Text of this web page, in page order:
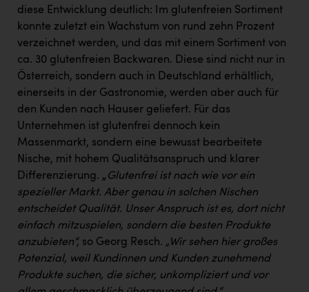
TGW Logistics
TRAILOMAT & Cycling Austria
VERITAS
Vier Diamanten
Vorlagenportal
Wir besiegen Krebs
Wirtschaftskammer OÖ
ZGONC
ZULuft - Zukunft Luft Austria
z.l.ö.
diese Entwicklung deutlich: Im glutenfreien Sortiment
konnte zuletzt ein Wachstum von rund zehn Prozent
verzeichnet werden, und das mit einem Sortiment von
ca. 30 glutenfreien Backwaren. Diese sind nicht nur in
Österreich, sondern auch in Deutschland erhältlich,
einerseits in der Gastronomie, werden aber auch für
den Kunden nach Hauser geliefert. Für das
Unternehmen ist glutenfrei dennoch kein
Massenmarkt, sondern eine bewusst bearbeitete
Nische, mit hohem Qualitätsanspruch und klarer
Differenzierung. „Glutenfrei ist nach wie vor ein
spezieller Markt. Aber genau in solchen Nischen
entscheidet Qualität. Unser Anspruch ist es, dort nicht
einfach mitzuspielen, sondern die besten Produkte
anzubieten“, so Georg Resch. „Wir sehen hier großes
Potenzial, weil Kundinnen und Kunden zunehmend
Produkte suchen, die sicher, unkompliziert und vor